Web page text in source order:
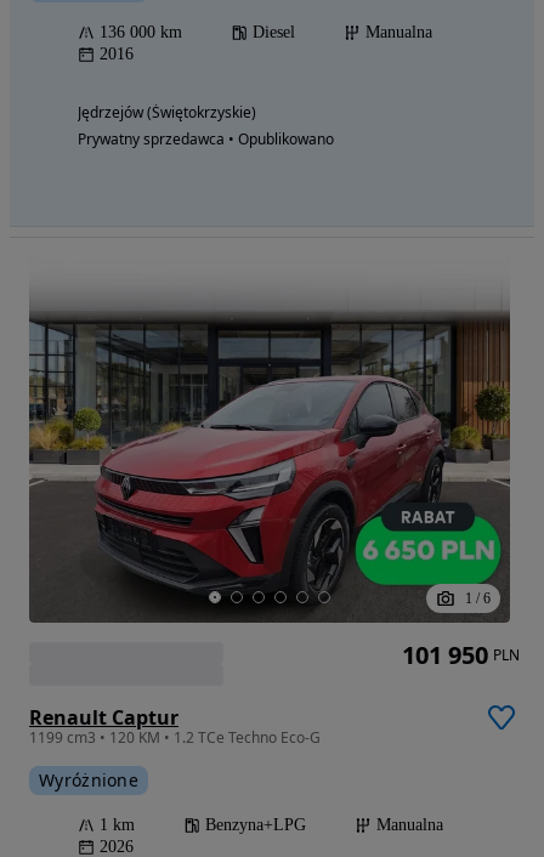
136 000 km Diesel
Manualna
2016
Jędrzejów (Świętokrzyskie)
Prywatny sprzedawca • Opublikowano
1 / 6
Renault Captur
1199 cm3 • 120 KM • 1.2 TCe Techno Eco-G
Wyróżnione
1 km Benzyna+LPG
Manualna
2026
101 950 PLN